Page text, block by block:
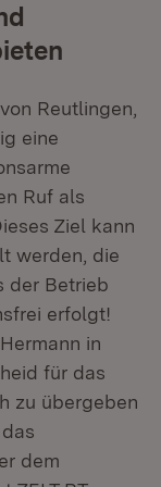
Reutlingen,
eine
Ruf als
Ziel kann
werden, die
der Betrieb
erfolgt!
in
für das
zu übergeben
dem